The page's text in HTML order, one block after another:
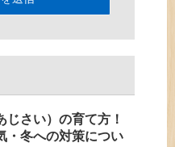
じさい）の育て方！
・冬への対策につい